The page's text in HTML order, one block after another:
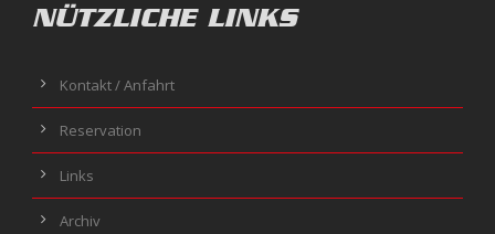
NÜTZLICHE LINKS
Kontakt / Anfahrt
Reservation
Links
Archiv